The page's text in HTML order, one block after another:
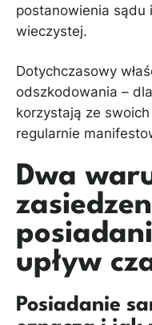
postanowienia sądu
wieczystej.
Dotychczasowy
odszkodowania –
korzystają ze
regularnie
Dwa
upływ
Posiadanie